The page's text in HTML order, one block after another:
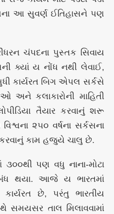
આ સુવર્ણ ઈતિહાસને પણ
ચંપદના પુસ્તક સિવાય
ક્યાં ય નોંધ નથી લેવાઈ,
કાર્યરત બિગ એપલ સર્કસે
અને કલાકારોની માહિતી
તૈયાર કરવાનું શરૂ
૨૫૦ વર્ષના સર્કસના
કામ હજુયે ચાલુ છે.
૩૦૦થી પણ વધુ નાના-મોટા
થયા. આજે ય ભારતમાં
છે, પરંતુ ભારતીય
સમયસર તાલ મિલાવવામાં